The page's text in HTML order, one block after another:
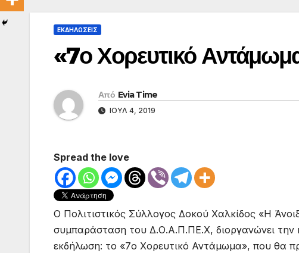
ΕΚΔΗΛΩΣΕΙΣ
«7ο Χορευτικό
Από Evia Time
ΙΟΎΛ 4, 2019
Spread the love
Ο Πολιτιστικός Σύλλογος Δοκού Χαλκίδος «Η
συμπαράσταση του Δ.Ο.Α.Π.ΠΕ.Χ, διοργανώνει την
εκδήλωση: το «7ο Χορευτικό Αντάμωμα», που θα